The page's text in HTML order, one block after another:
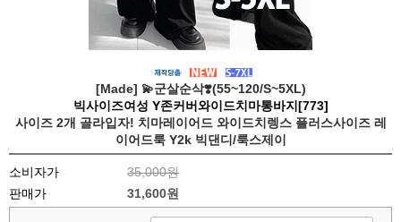
[Made] 💫군살순삭❣️(55~120/S~5XL)
빅사이즈여성 Y존커버와이드치마통바지[773]
사이즈 2개 골라입자! 치마레이어드 와이드치렝스 플러스사이즈 레
이어드룩 Y2k 빅댄디/룩스제이
소비자가
35,000원
판매가
31,600원